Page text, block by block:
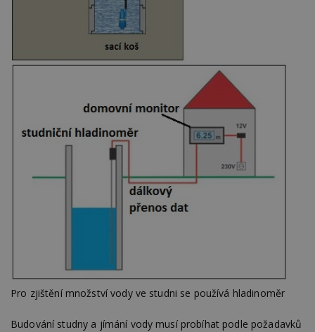
Pro zjištění množství vody ve studni se používá hladinoměr
Budování studny a jímání vody musí probíhat podle požadavků